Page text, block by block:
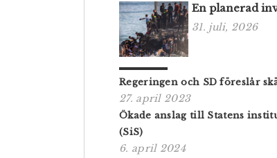
En planerad
31. juli, 2026
Regeringen och SD föreslår
27. april 2023
Ökade anslag till Statens
(SiS)
6. april 2024